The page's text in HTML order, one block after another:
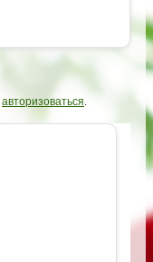
авторизоваться.